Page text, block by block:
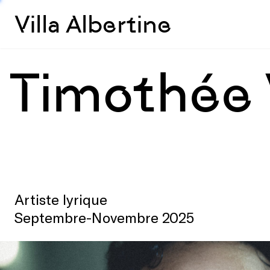
Villa Albertine
Timothée
Artiste lyrique
Septembre-Novembre 2025